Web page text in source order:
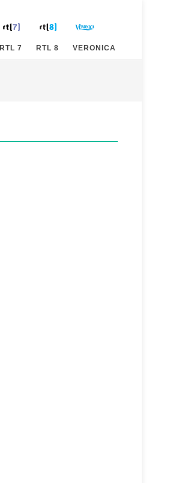
RTL 7 RTL 8 VERONICA